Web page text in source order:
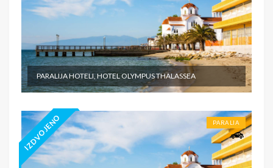
PARALIJA HOTELI, HOTEL OLYMPUS THALASSEA
IZDVOJENO PARALIA